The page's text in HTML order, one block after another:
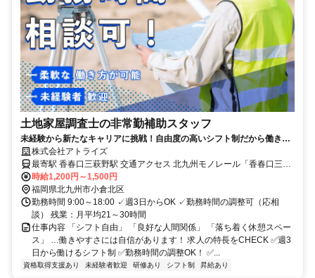
土地家屋調査士の非常勤補助スタッフ
未経験から新たなキャリアに挑戦！自由度の高いシフト制だから働きや
すい株式会社アトライズ
最寄駅 香春口三萩野駅 交通アクセス 北九州モノレール「香春口三萩
野駅」より徒歩5分
時給1,200円～1,500円
福岡県北九州市小倉北区
勤務時間 9:00～18:00 ✓週3日からOK ✓勤務時間の調整可（応相
談） 残業：月平均21～30時間
仕事内容 「シフト自由」 「良好な人間関係」 「落ち着く休憩スペー
ス」 …働きやすさには自信があります！ 求人の特長をCHECK ✅週3
日から働けるシフト制 ✅勤務時間の調整OK！ ✅...
資格取得支援あり 未経験者歓迎 研修あり シフト制 昇給あり